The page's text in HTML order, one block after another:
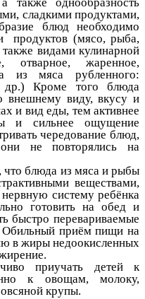
также однообразность
сладкими продуктами,
блюд необходимо
продуктов (мясо, рыба,
видами кулинарной
отварное, жаренное,
из мяса рубленного:
др.) Кроме того блюда
внешнему виду, вкусу и
и вид еды, тем активнее
и сильнее ощущение
чередование блюд,
не повторялись на
блюда из мяса и рыбы
веществами,
систему ребёнка
готовить на обед и
быстро перевариваемые
приём пищи на
в жиры недоокисленных
приучать детей к
к овощам, молоку,
крупы.